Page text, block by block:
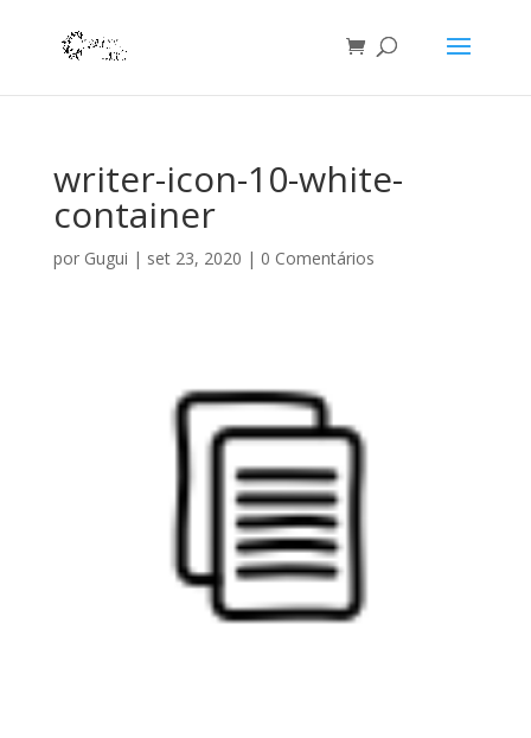
writer-icon-10-white-
container
por Gugui | set 23, 2020 | 0 Comentários